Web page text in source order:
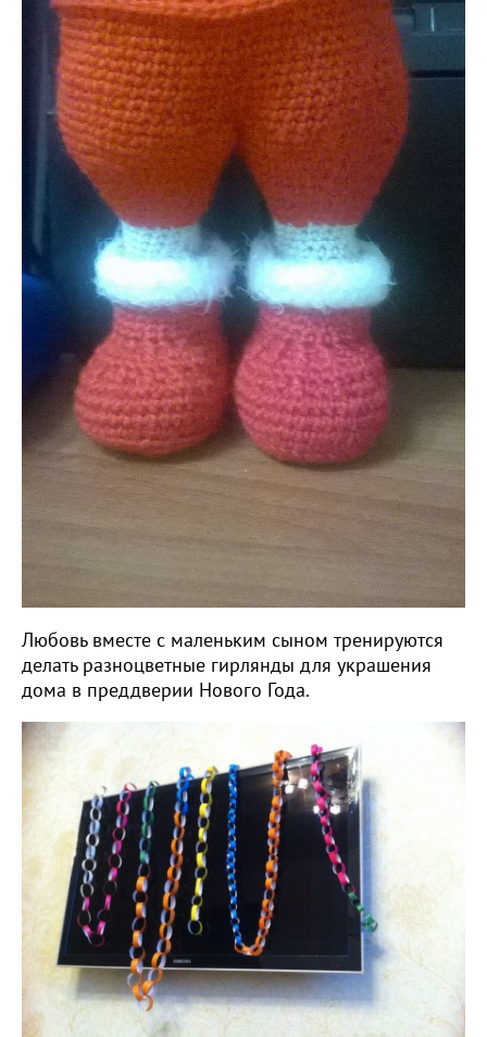
Любовь вместе с маленьким сыном тренируются
делать разноцветные гирлянды для украшения
дома в преддверии Нового Года.